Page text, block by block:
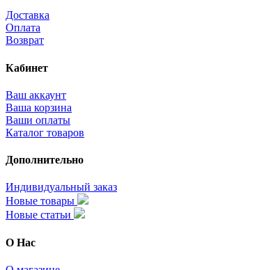
Доставка
Оплата
Возврат
Кабинет
Ваш аккаунт
Ваша корзина
Ваши оплаты
Каталог товаров
Дополнительно
Индивидуальный заказ
Новые товары
Новые статьи
О Нас